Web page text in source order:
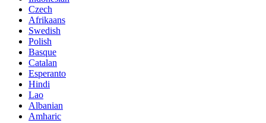
Czech
Afrikaans
Swedish
Polish
Basque
Catalan
Esperanto
Hindi
Lao
Albanian
Amharic